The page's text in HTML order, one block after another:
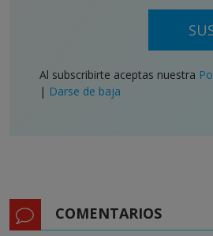
Al subscribirte aceptas nuestra
| Darse de baja
COMENTARIOS